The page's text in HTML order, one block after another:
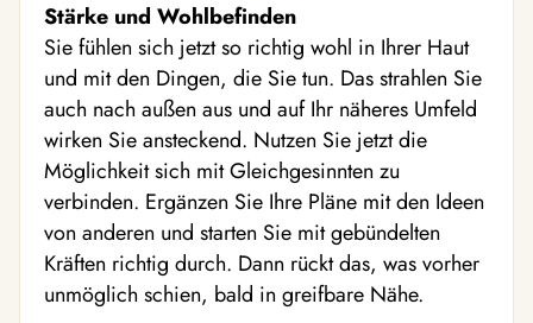
Stärke und Wohlbefinden
Sie fühlen sich jetzt so richtig wohl in Ihrer Haut
und mit den Dingen, die Sie tun. Das strahlen Sie
auch nach außen aus und auf Ihr näheres Umfeld
wirken Sie ansteckend. Nutzen Sie jetzt die
Möglichkeit sich mit Gleichgesinnten zu
verbinden. Ergänzen Sie Ihre Pläne mit den Ideen
von anderen und starten Sie mit gebündelten
Kräften richtig durch. Dann rückt das, was vorher
unmöglich schien, bald in greifbare Nähe.